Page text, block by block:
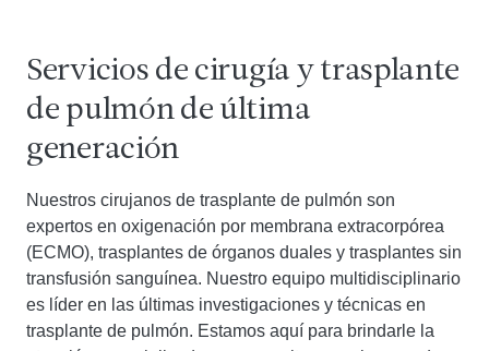
Servicios de cirugía y trasplante
de pulmón de última
generación
Nuestros cirujanos de trasplante de pulmón son
expertos en oxigenación por membrana extracorpórea
(ECMO), trasplantes de órganos duales y trasplantes sin
transfusión sanguínea. Nuestro equipo multidisciplinario
es líder en las últimas investigaciones y técnicas en
trasplante de pulmón. Estamos aquí para brindarle la